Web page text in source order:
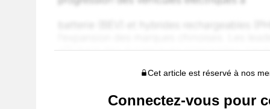
Cet article est réservé à nos
Connectez-vous pour